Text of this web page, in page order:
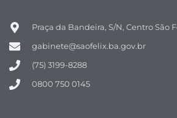
Praça da Bandeira, S/N, Centro São
gabinete@saofelix.ba.gov.br
(75) 3199-8288
0800 750 0145